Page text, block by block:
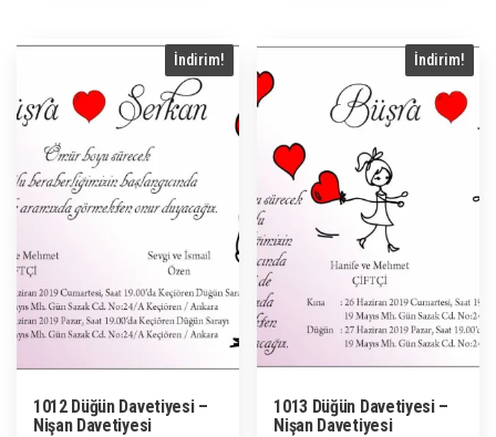
İndirim!
1012 Düğün Davetiyesi –
Nişan Davetiyesi
İndirim!
1013 Düğün Davetiyesi –
Nişan Davetiyesi